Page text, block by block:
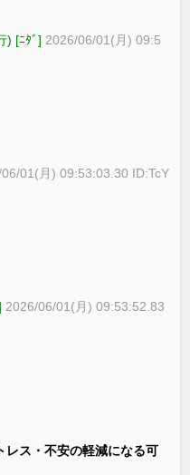
) [ﾆﾀﾞ] 2026/06/01(月) 09:5
01(月) 09:53:03.30 ID:TcY
2026/06/01(月) 09:53:52.83
レス・不安の軽減になる可